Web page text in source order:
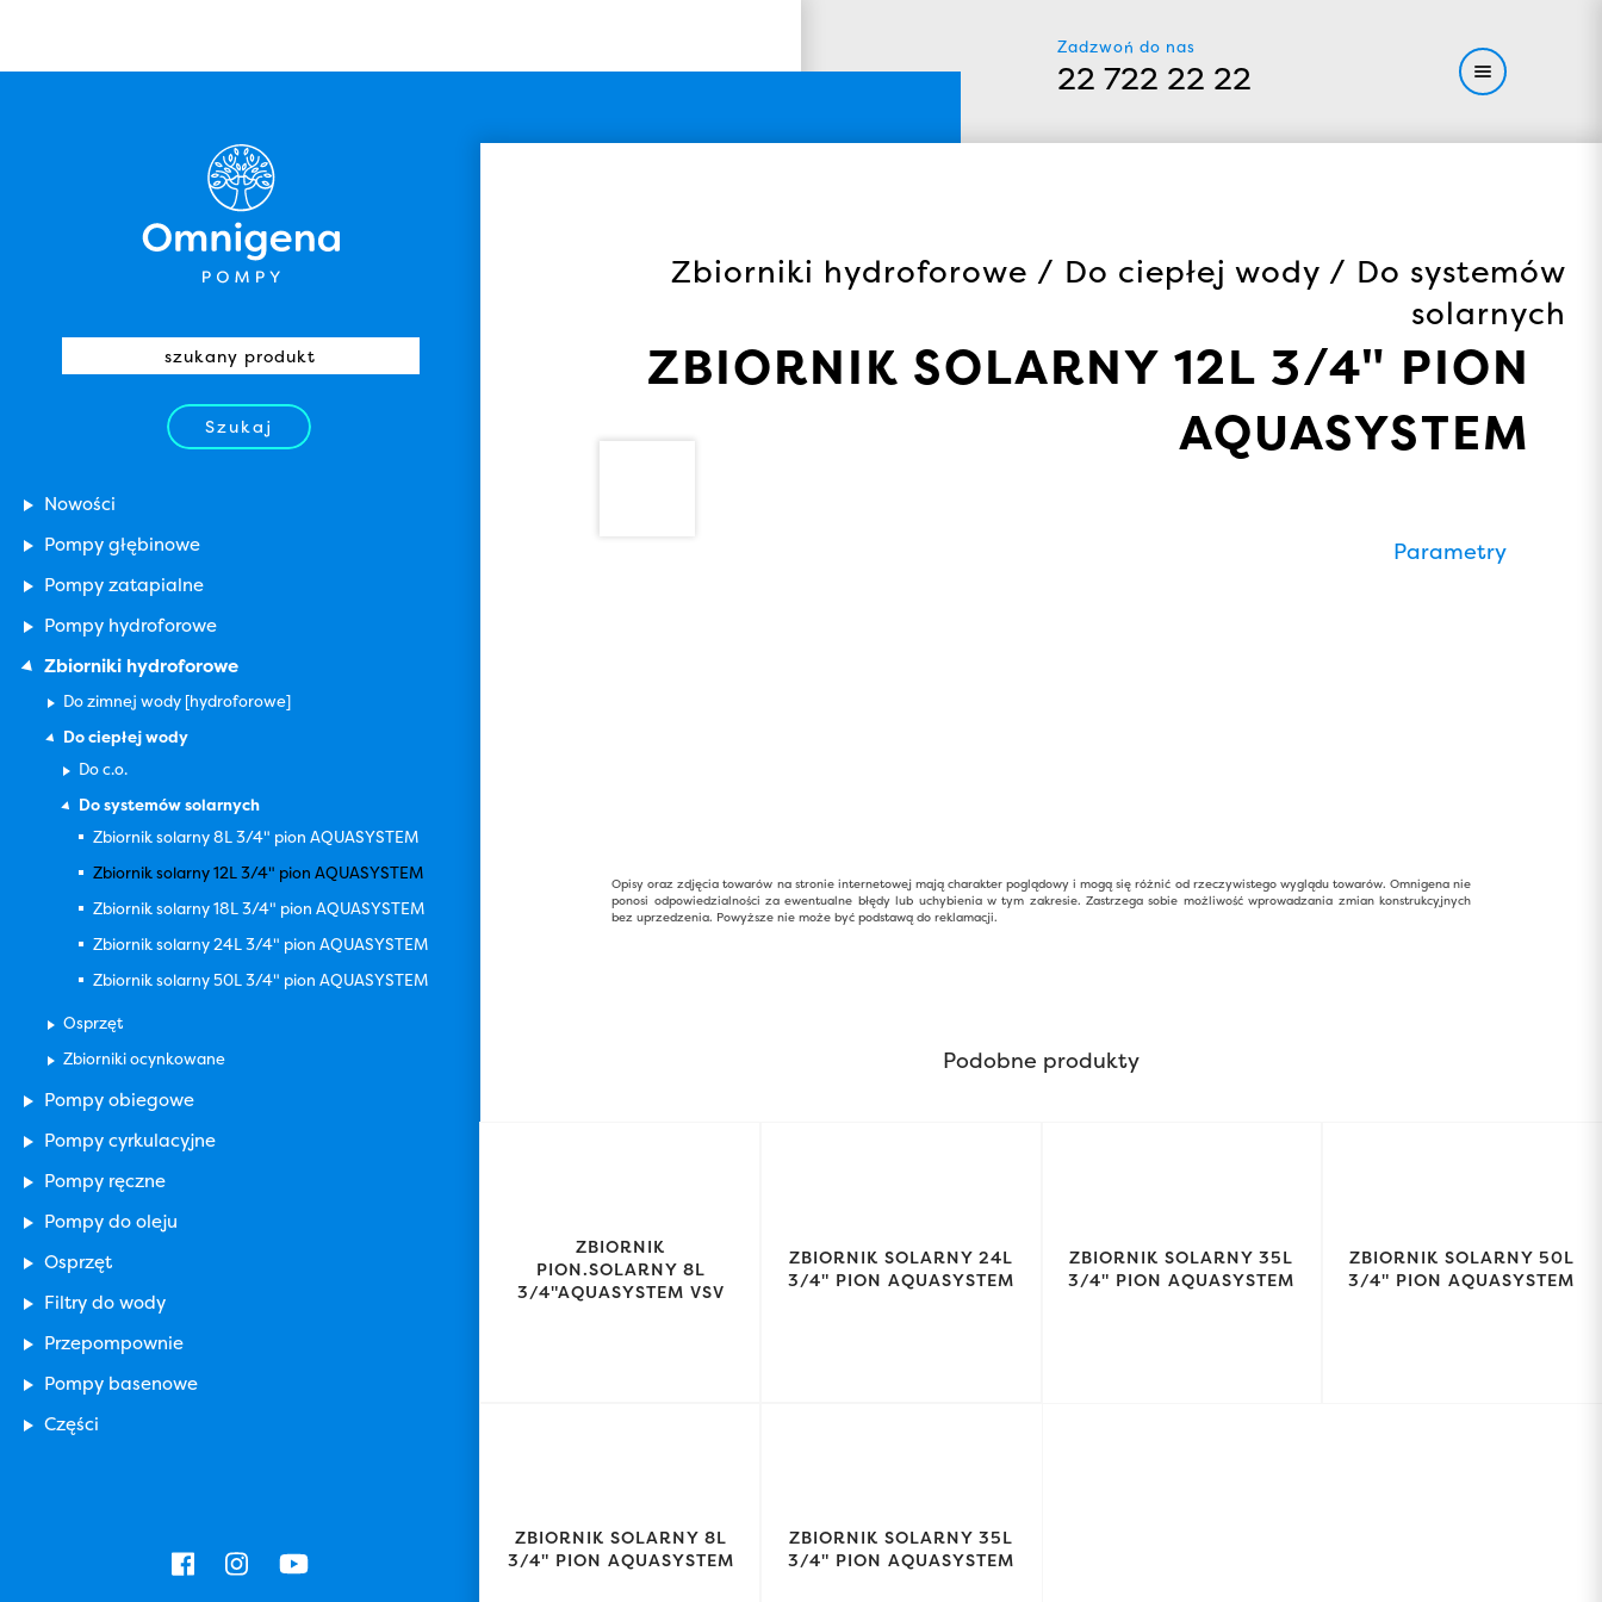
Zadzwoń do nas
22 722 22 22
Szukaj
Nowości
Pompy głębinowe
Pompy zatapialne
Pompy hydroforowe
Zbiorniki hydroforowe
Do zimnej wody [hydroforowe]
Do ciepłej wody
Do c.o.
Do systemów solarnych
Zbiornik solarny 8L 3/4" pion AQUASYSTEM
Zbiornik solarny 12L 3/4" pion AQUASYSTEM
Zbiornik solarny 18L 3/4" pion AQUASYSTEM
Zbiornik solarny 24L 3/4" pion AQUASYSTEM
Zbiornik solarny 50L 3/4" pion AQUASYSTEM
Osprzęt
Zbiorniki ocynkowane
Pompy obiegowe
Pompy cyrkulacyjne
Pompy ręczne
Pompy do oleju
Osprzęt
Filtry do wody
Przepompownie
Pompy basenowe
Części
Zbiorniki hydroforowe / Do ciepłej wody / Do systemów
solarnych
ZBIORNIK SOLARNY 12L 3/4" PION
AQUASYSTEM
Parametry
Opisy oraz zdjęcia towarów na stronie internetowej mają charakter poglądowy i mogą się różnić od rzeczywistego wyglądu towarów. Omnigena nie
ponosi odpowiedzialności za ewentualne błędy lub uchybienia w tym zakresie. Zastrzega sobie możliwość wprowadzania zmian konstrukcyjnych
bez uprzedzenia. Powyższe nie może być podstawą do reklamacji.
Podobne produkty
ZBIORNIK
PION.SOLARNY 8L
3/4"AQUASYSTEM VSV
ZBIORNIK SOLARNY 24L
3/4" PION AQUASYSTEM
ZBIORNIK SOLARNY 35L
3/4" PION AQUASYSTEM
ZBIORNIK SOLARNY 50L
3/4" PION AQUASYSTEM
ZBIORNIK SOLARNY 8L
3/4" PION AQUASYSTEM
ZBIORNIK SOLARNY 35L
3/4" PION AQUASYSTEM